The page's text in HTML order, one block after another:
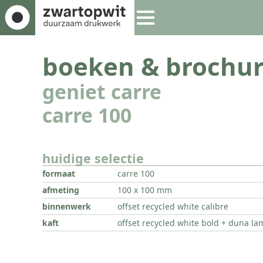
boeken &
geniet carre
carre 100
huidige selectie
formaat
carre 100
afmeting
100 x 100 mm
binnenwerk
offset recycled white calibre
kaft
offset recycled white bold + duna